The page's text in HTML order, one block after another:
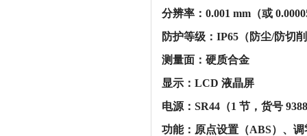
分辨率‌：‌0.001 mm‌（或
防护等级‌：‌IP65‌（防尘/防切
‌测量面‌：硬质合金
‌显示‌：LCD 液晶屏
电源‌：SR44（1 节，货号
功能‌：原点设置（ABS）、